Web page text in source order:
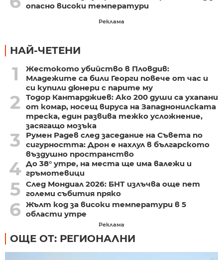
опасно високи температури
Реклама
НАЙ-ЧЕТЕНИ
1
Жестокото убийство в Пловдив:
Младежите са били Георги повече от час и
си купили дюнери с парите му
2
Тодор Кантарджиев: Ако 200 души са ухапани
от комар, носещ вируса на Западнонилската
треска, един развива тежко усложнение,
засягащо мозъка
3
Румен Радев след заседание на Съвета по
сигурността: Дрон е нахлул в българското
въздушно пространство
4 До 38° утре, на места ще има валежи и
гръмотевици
5 След Мондиал 2026: БНТ излъчва още пет
големи събития пряко
6 Жълт код за високи температури в 5
области утре
Реклама
ОЩЕ ОТ: РЕГИОНАЛНИ